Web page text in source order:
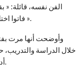
الفن نفسه، قائلة: «
فاتوا اختلف فيهم كل شيء، سواء أنا أو الدراما نفسها ».
وأوضحت أنها مرت
خلال الدراسة
أدواتها الفنية، مما زاد من نضجها ووعيها الفني.